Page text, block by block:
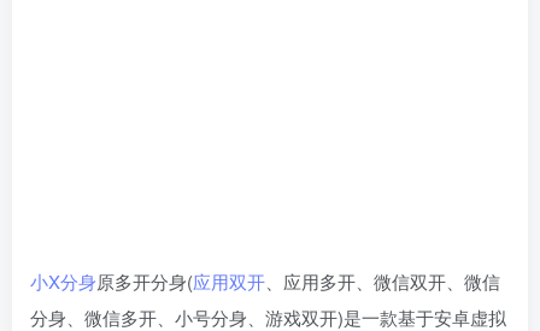
小X分身原多开分身(应用双开 、应用多开、微信双开、微信
分身、微信多开、小号分身、游戏双开)是一款基于安卓虚拟